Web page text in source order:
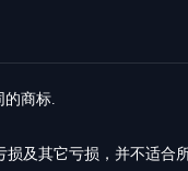
商标.
及其它亏损，并不适